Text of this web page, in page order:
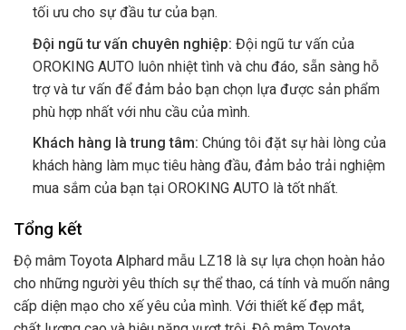
tối ưu cho sự đầu tư của bạn.
Đội ngũ tư vấn chuyên nghiệp: Đội ngũ tư vấn của
OROKING AUTO luôn nhiệt tình và chu đáo, sẵn sàng hỗ
trợ và tư vấn để đảm bảo bạn chọn lựa được sản phẩm
phù hợp nhất với nhu cầu của mình.
Khách hàng là trung tâm: Chúng tôi đặt sự hài lòng của
khách hàng làm mục tiêu hàng đầu, đảm bảo trải nghiệm
mua sắm của bạn tại OROKING AUTO là tốt nhất.
Tổng kết
Độ mâm Toyota Alphard mẫu LZ18 là sự lựa chọn hoàn hảo
cho những người yêu thích sự thể thao, cá tính và muốn nâng
cấp diện mạo cho xế yêu của mình. Với thiết kế đẹp mắt,